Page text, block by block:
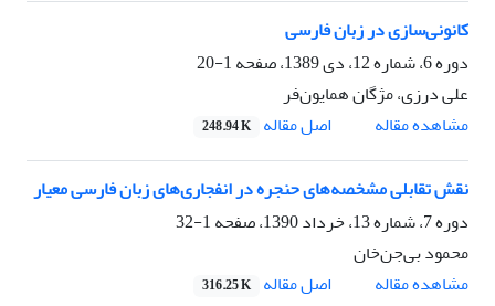
کانونی‌سازی در زبان فارسی
دوره 6، شماره 12، دی 1389، صفحه
1-20
علی درزی، مژگان همایون‌فر
مشاهده مقاله
اصل مقاله 248.94 K
نقش تقابلی مشخصه‌های حنجره در انفجاری‌های زبان فارسی معیار
دوره 7، شماره 13، خرداد 1390، صفحه
1-32
محمود بی‌جن‌خان
مشاهده مقاله
اصل مقاله 316.25 K